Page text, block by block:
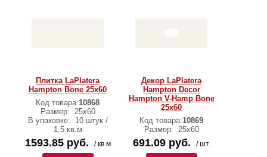
Плитка LaPlatera
Hampton Bone 25x60
Код товара:10868
Размер: 25x60
В упаковке:
10 штук /
1,5 кв.м
1593.85 руб. / кв.м
Декор LaPlatera
Hampton Dеcor
Hampton V-Hamp Bone
25x60
Код товара:10869
Размер: 25x60
691.09 руб. / шт.